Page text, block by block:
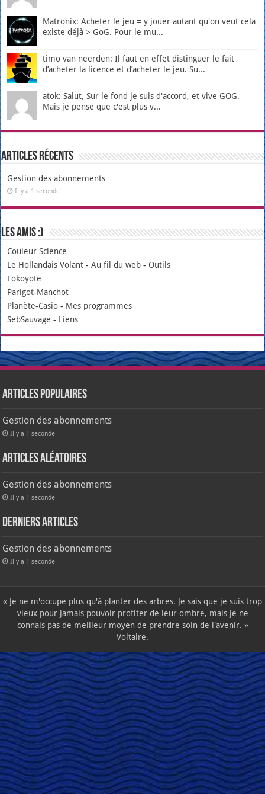
Matronix: Acheter le jeu = y jouer autant qu'on veut cela
existe déjà > GoG. Pour le mu...
timo van neerden: Il faut en effet distinguer le fait
d’acheter la licence et d’acheter le jeu. Su...
atok: Salut, Sur le fond je suis d'accord, et vive GOG.
Mais je pense que c'est plus v...
Articles récents
Gestion des abonnements
Il y a 1 seconde
Les amis :)
Couleur Science
Le Hollandais Volant -Au fil du web - Outils
Lokoyote
Parigot-Manchot
Planète-Casio - Mes programmes
SebSauvage - Liens
Articles populaires
Gestion des abonnements
Il y a 1 seconde
Articles aléatoires
Gestion des abonnements
Il y a 1 seconde
Derniers articles
Gestion des abonnements
Il y a 1 seconde
« Je ne m'occupe plus qu'à planter des arbres. Je sais que je suis trop
vieux pour jamais pouvoir profiter de leur ombre, mais je ne
connais pas de meilleur moyen de prendre soin de l'avenir. »
Voltaire.